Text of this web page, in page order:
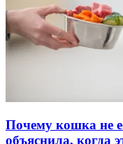
Почему кошка не
объяснила, когда